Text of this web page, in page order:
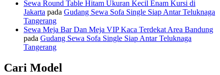
Sewa Round Table Hitam Ukuran Kecil Enam Kursi di
Jakarta pada Gudang Sewa Sofa Single Siap Antar Teluknaga
Tangerang
Sewa Meja Bar Dan Meja VIP Kaca Terdekat Area Bandung
pada Gudang Sewa Sofa Single Siap Antar Teluknaga
Tangerang
Cari Model